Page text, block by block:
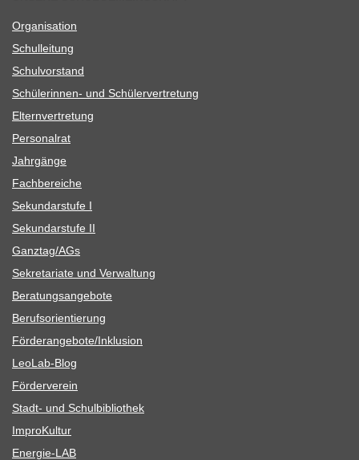
Orga­ni­sa­tion
Schul­lei­tung
Schul­vor­stand
Schü­le­rin­nen- und Schülervertretung
Eltern­ver­tre­tung
Per­so­nal­rat
Jahr­gänge
Fach­be­rei­che
Sekun­dar­stufe I
Sekun­dar­stufe II
Ganztag/​​AGs
Sekre­ta­riate und Verwaltung
Bera­tungs­an­ge­bote
Berufs­ori­en­tie­rung
Förderangebote/​​Inklusion
Leo­Lab-Blog
För­der­ver­ein
Stadt- und Schulbibliothek
Impro­Kul­tur
Ener­­gie-LAB